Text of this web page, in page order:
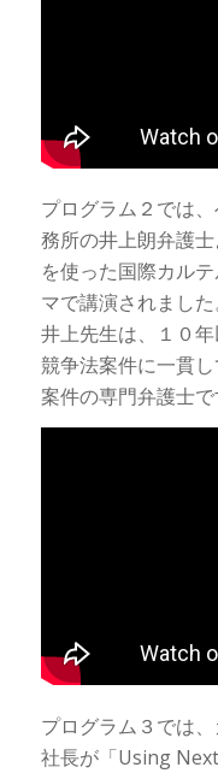
プログラム２では
務所の井上朗弁護
を使った国際カル
マで講演されました
井上先生は、１０
競争法案件に一貫
案件の専門弁護士で
プログラム３では
社長が「Using